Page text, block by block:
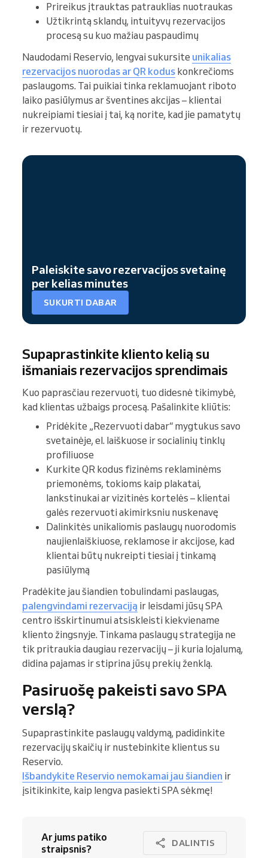
Prireikus įtrauktas patrauklias nuotraukas
Užtikrintą sklandų, intuityvų rezervacijos
procesą su kuo mažiau paspaudimų
Naudodami Reservio, lengvai sukursite unikalias
rezervacijos nuorodas ar QR kodus konkrečioms
paslaugoms. Tai puikiai tinka reklamuojant riboto
laiko pasiūlymus ar šventines akcijas – klientai
nukreipiami tiesiai į tai, ką norite, kad jie pamatytų
ir rezervuotų.
Paleiskite savo rezervacijos svetainę
per kelias minutes
SUKURTI DABAR
Supaprastinkite kliento kelią su
išmaniais rezervacijos sprendimais
Kuo paprasčiau rezervuoti, tuo didesnė tikimybė,
kad klientas užbaigs procesą. Pašalinkite kliūtis:
Pridėkite „Rezervuoti dabar“ mygtukus savo
svetainėje, el. laiškuose ir socialinių tinklų
profiliuose
Kurkite QR kodus fizinėms reklaminėms
priemonėms, tokioms kaip plakatai,
lankstinukai ar vizitinės kortelės – klientai
galės rezervuoti akimirksniu nuskenavę
Dalinkitės unikaliomis paslaugų nuorodomis
naujienlaiškiuose, reklamose ir akcijose, kad
klientai būtų nukreipti tiesiai į tinkamą
pasiūlymą
Pradėkite jau šiandien tobulindami paslaugas,
palengvindami rezervaciją ir leisdami jūsų SPA
centro išskirtinumui atsiskleisti kiekviename
kliento žingsnyje. Tinkama paslaugų strategija ne
tik pritraukia daugiau rezervacijų – ji kuria lojalumą,
didina pajamas ir stiprina jūsų prekių ženklą.
Pasiruošę pakeisti savo SPA
verslą?
Supaprastinkite paslaugų valdymą, padidinkite
rezervacijų skaičių ir nustebinkite klientus su
Reservio.
Išbandykite Reservio nemokamai jau šiandien ir
įsitikinkite, kaip lengva pasiekti SPA sėkmę!
Ar jums patiko
straipsnis?
DALINTIS